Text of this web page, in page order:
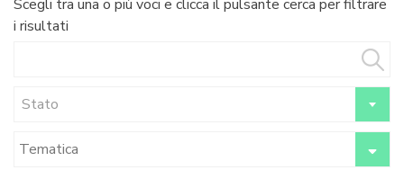
Scegli tra una o più voci e clicca il pulsante cerca per filtrare
i risultati
Stato